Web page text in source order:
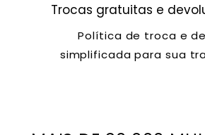
Trocas gratuitas e
Política de troca e
simplificada para sua